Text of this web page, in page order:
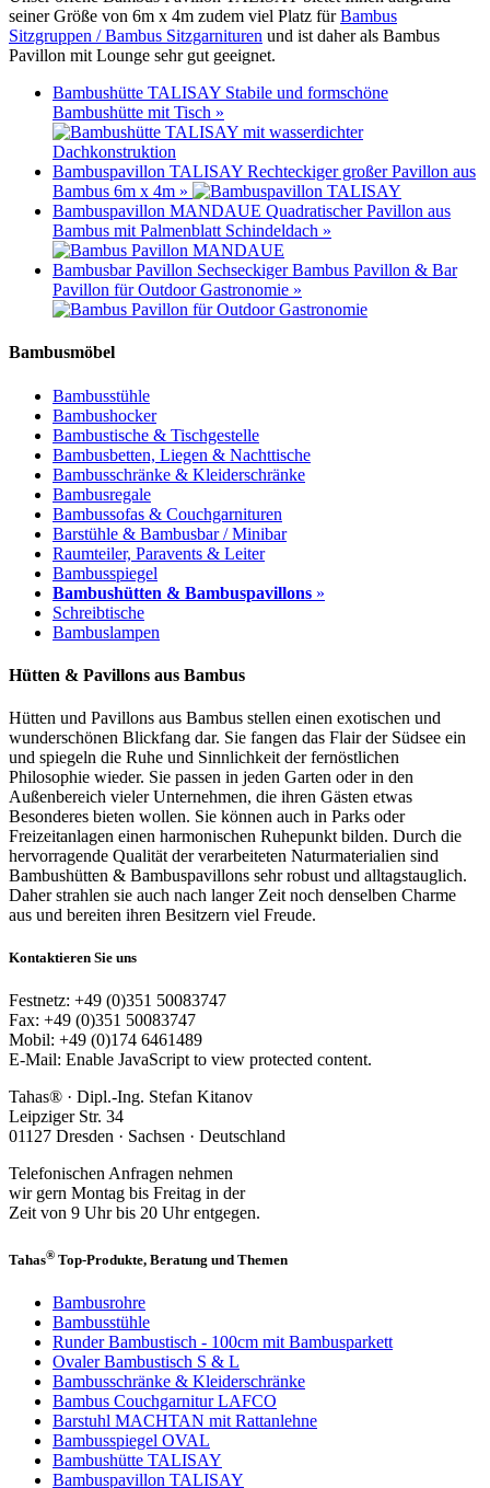
seiner Größe von 6m x 4m zudem viel Platz fürBambus
Sitzgruppen / Bambus Sitzgarnituren und ist daher als Bambus
Pavillon mit Lounge sehr gut geeignet.
Bambushütte TALISAY Stabile und formschöne
Bambushütte mit Tisch »
Bambuspavillon TALISAY Rechteckiger großer Pavillon aus
Bambus 6m x 4m »
Bambuspavillon MANDAUE Quadratischer Pavillon aus
Bambus mit Palmenblatt Schindeldach »
Bambusbar Pavillon Sechseckiger Bambus Pavillon & Bar
Pavillon für Outdoor Gastronomie »
Bambusmöbel
Bambusstühle
Bambushocker
Bambustische & Tischgestelle
Bambusbetten, Liegen & Nachttische
Bambusschränke & Kleiderschränke
Bambusregale
Bambussofas & Couchgarnituren
Barstühle & Bambusbar / Minibar
Raumteiler, Paravents & Leiter
Bambusspiegel
Bambushütten & Bambuspavillons »
Schreibtische
Bambuslampen
Hütten & Pavillons aus Bambus
Hütten und Pavillons aus Bambus stellen einen exotischen und
wunderschönen Blickfang dar. Sie fangen das Flair der Südsee ein
und spiegeln die Ruhe und Sinnlichkeit der fernöstlichen
Philosophie wieder. Sie passen in jeden Garten oder in den
Außenbereich vieler Unternehmen, die ihren Gästen etwas
Besonderes bieten wollen. Sie können auch in Parks oder
Freizeitanlagen einen harmonischen Ruhepunkt bilden. Durch die
hervorragende Qualität der verarbeiteten Naturmaterialien sind
Bambushütten & Bambuspavillons sehr robust und alltagstauglich.
Daher strahlen sie auch nach langer Zeit noch denselben Charme
aus und bereiten ihren Besitzern viel Freude.
Kontaktieren Sie uns
Festnetz: +49 (0)351 50083747
Fax: +49 (0)351 50083747
Mobil: +49 (0)174 6461489
E-Mail: Enable JavaScript to view protected content.
Tahas® · Dipl.-Ing. Stefan Kitanov
Leipziger Str. 34
01127 Dresden · Sachsen · Deutschland
Telefonischen Anfragen nehmen
wir gern Montag bis Freitag in der
Zeit von 9 Uhr bis 20 Uhr entgegen.
Tahas® Top-Produkte, Beratung und Themen
Bambusrohre
Bambusstühle
Runder Bambustisch - 100cm mit Bambusparkett
Ovaler Bambustisch S & L
Bambusschränke & Kleiderschränke
Bambus Couchgarnitur LAFCO
Barstuhl MACHTAN mit Rattanlehne
Bambusspiegel OVAL
Bambushütte TALISAY
Bambuspavillon TALISAY